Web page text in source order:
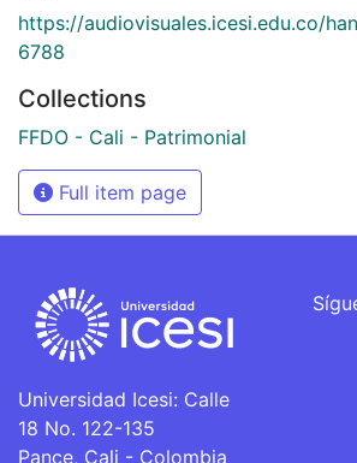
https://audiovisuales.icesi.edu.co/
6788
Collections
FFDO - Cali - Patrimonial
Full item page
Universidad Icesi: Calle
18 No. 122-135
Pance, Cali - Colombia